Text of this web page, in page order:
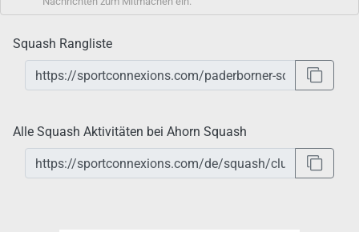
Squash Rangliste
Alle Squash Aktivitäten bei Ahorn Squash